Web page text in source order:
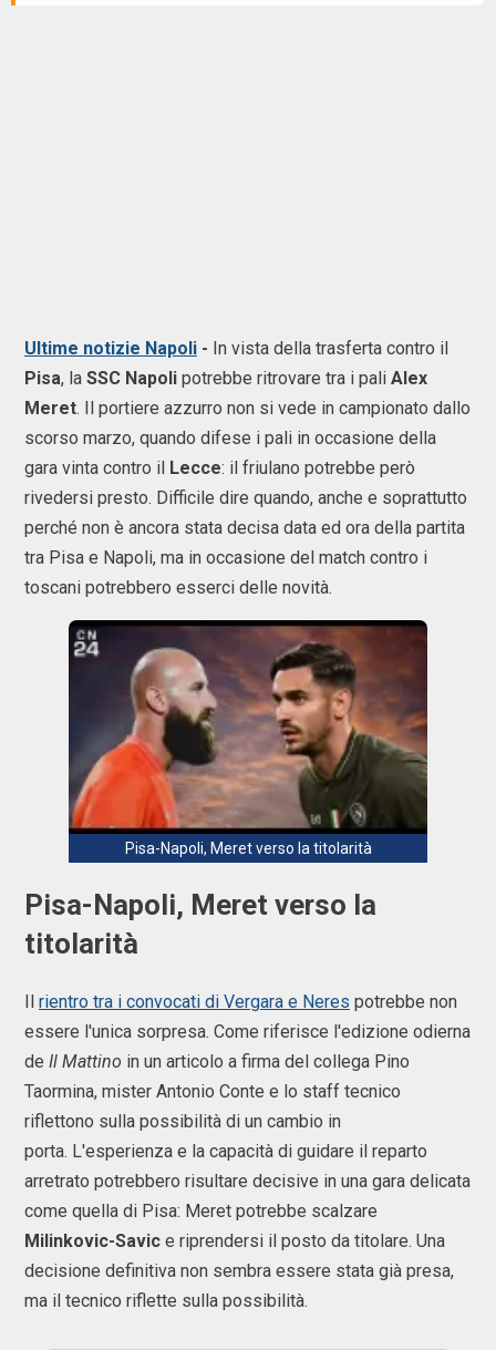
Ultime notizie Napoli - In vista della trasferta contro il
Pisa, la SSC Napoli potrebbe ritrovare tra i pali Alex
Meret. Il portiere azzurro non si vede in campionato dallo
scorso marzo, quando difese i pali in occasione della
gara vinta contro il Lecce: il friulano potrebbe però
rivedersi presto. Difficile dire quando, anche e soprattutto
perché non è ancora stata decisa data ed ora della partita
tra Pisa e Napoli, ma in occasione del match contro i
toscani potrebbero esserci delle novità.
Pisa-Napoli, Meret verso la titolarità
Pisa-Napoli, Meret verso la
titolarità
Il rientro tra i convocati di Vergara e Neres potrebbe non
essere l'unica sorpresa. Come riferisce l'edizione odierna
de Il Mattino in un articolo a firma del collega Pino
Taormina, mister Antonio Conte e lo staff tecnico
riflettono sulla possibilità di un cambio in
porta. L'esperienza e la capacità di guidare il reparto
arretrato potrebbero risultare decisive in una gara delicata
come quella di Pisa: Meret potrebbe scalzare
Milinkovic-Savic e riprendersi il posto da titolare. Una
decisione definitiva non sembra essere stata già presa,
ma il tecnico riflette sulla possibilità.